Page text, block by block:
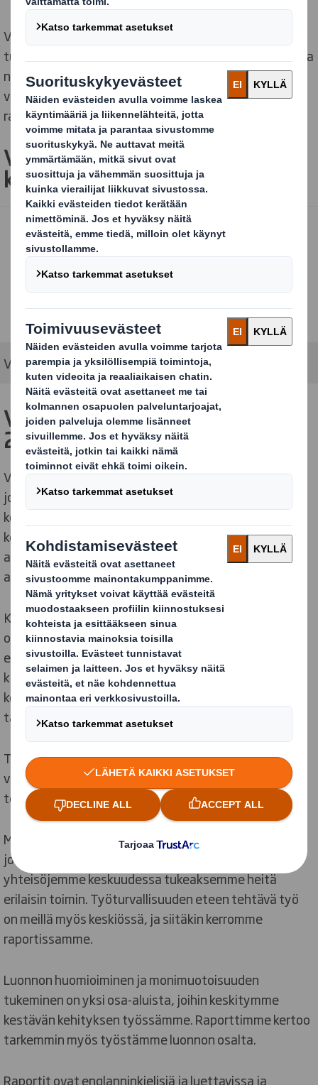
Vuosikertomuksemme käy läpi toimintaamme
tuontannolliselta, liiketoiminnalliselta ja taloudelliselta
näkökulmalta, sekä peilaa tuloksiamme stragiaamme
vasten. Löydät tilikauden 2023-2024 keskeiset luvut
raportistamme, sekä alla olevasta kuvasta.
Vuosikertomuksemme
keskeiset luvut 2023-2024
Vuosikertomuksemme pääluvut tiivistetysti kuvana.
Vastuullisuusraporttimme
2023-2024
Vastuullisuusraporttimme kertoo laajasti siitä työstä,
jota teemme kestävän kehityksen nimissä koko
konsernissamme. Olemme jakaneet kestävän
kehityksen stragiamme, Now and Next, neljän eri osa-
alueen alle ja peilaamme saavutuksiamme osa-
alueiden tavoitteisiimme.
Kerromme raportissamme esimerkiksi siitä, miten
olemme ylpeitä edistäessämme kiertotaloutta
esimerkiksi korvaamalla markkinoilla muovituotteita
kierrätettävillä aaltopahvipakkauksilla. Olemme
korvanneet jo yli miljardikappaletta ja saavuttaneet
tavoitteemme yli vuoden etuajassa.
Teemme työtä myös esimerkiksi hiilidioksin
vähentämiseksi ja olemmekin iloisia, että työ edistyy
tehtyjen ja tehtävien toimenpiteiden tukemana.
Meille on tärkeää toimia osana niitä yhteisöjämme,
joissa me toimimme. Siksi teemme työtä
yhteisöjemme keskuudessa tukeaksemme heitä
erilaisin toimin. Työturvallisuuden eteen tehtävä työ
on meillä myös keskiössä, ja siitäkin kerromme
raportissamme.
Luonnon huomioiminen ja monimuotoisuuden
tukeminen on yksi osa-aluista, joihin keskitymme
kestävän kehityksen työssämme. Raporttimme kertoo
tarkemmin myös työstämme luonnon osalta.
Raportit ovat englanninkielisiä ja luettavissa ja